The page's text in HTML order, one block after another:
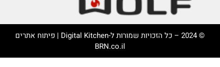
© 2024 – כל הזכויות שמורות ל- Digital Kitchen | פיתוח אתרים
BRN.co.il